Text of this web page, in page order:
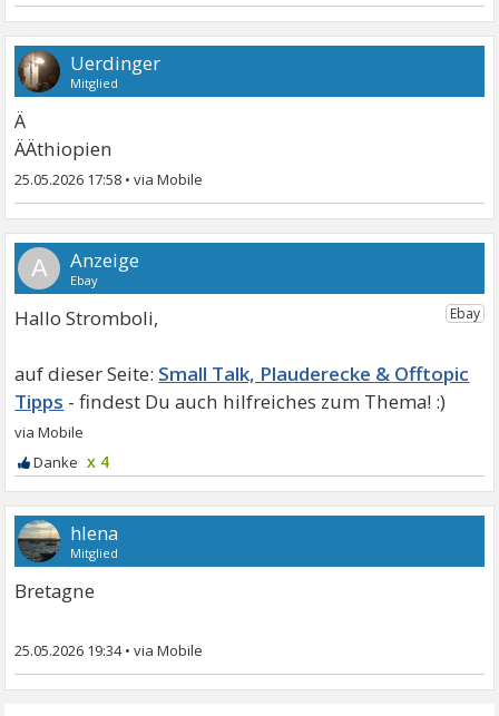
Uerdinger
Mitglied
Ä
ÄÄthiopien
25.05.2026 17:58 •
A
Hallo Stromboli,
Small Talk, Plauderecke & Offtopic
Tipps
x 4
hlena
Mitglied
Bretagne
25.05.2026 19:34•